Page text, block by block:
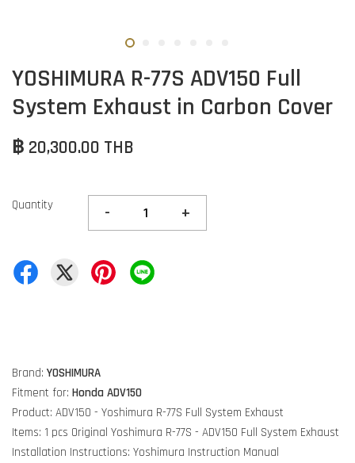
YOSHIMURA R-77S ADV150 Full
System Exhaust in Carbon Cover
฿ 20,300.00 THB
Quantity - +
Brand: YOSHIMURA
Fitment for: Honda ADV150
Product: ADV150 - Yoshimura R-77S Full System Exhaust
Items: 1 pcs Original Yoshimura R-77S - ADV150 Full System Exhaust
Installation Instructions: Yoshimura Instruction Manual